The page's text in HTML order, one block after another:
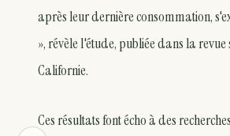
après leur dernière consommation,
», révèle l'étude, publiée dans la
Californie.
Ces résultats font écho à des